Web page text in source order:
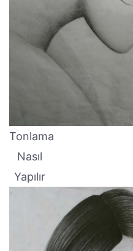
Tonlama
Nasıl
Yapılır